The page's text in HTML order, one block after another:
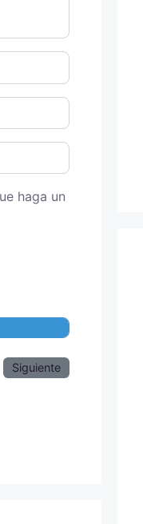
haga un
Siguiente